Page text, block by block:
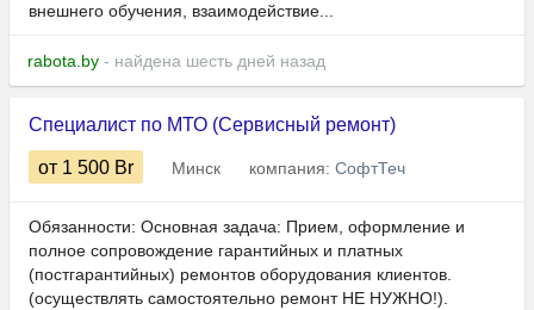
внешнего обучения, взаимодействие...
rabota.by - найдена шесть дней назад
Специалист по МТО (Сервисный ремонт)
от 1 500 Br Минск компания: СофтТеч
Обязанности: Основная задача: Прием, оформление и
полное сопровождение гарантийных и платных
(постгарантийных) ремонтов оборудования клиентов.
(осуществлять самостоятельно ремонт НЕ НУЖНО!).